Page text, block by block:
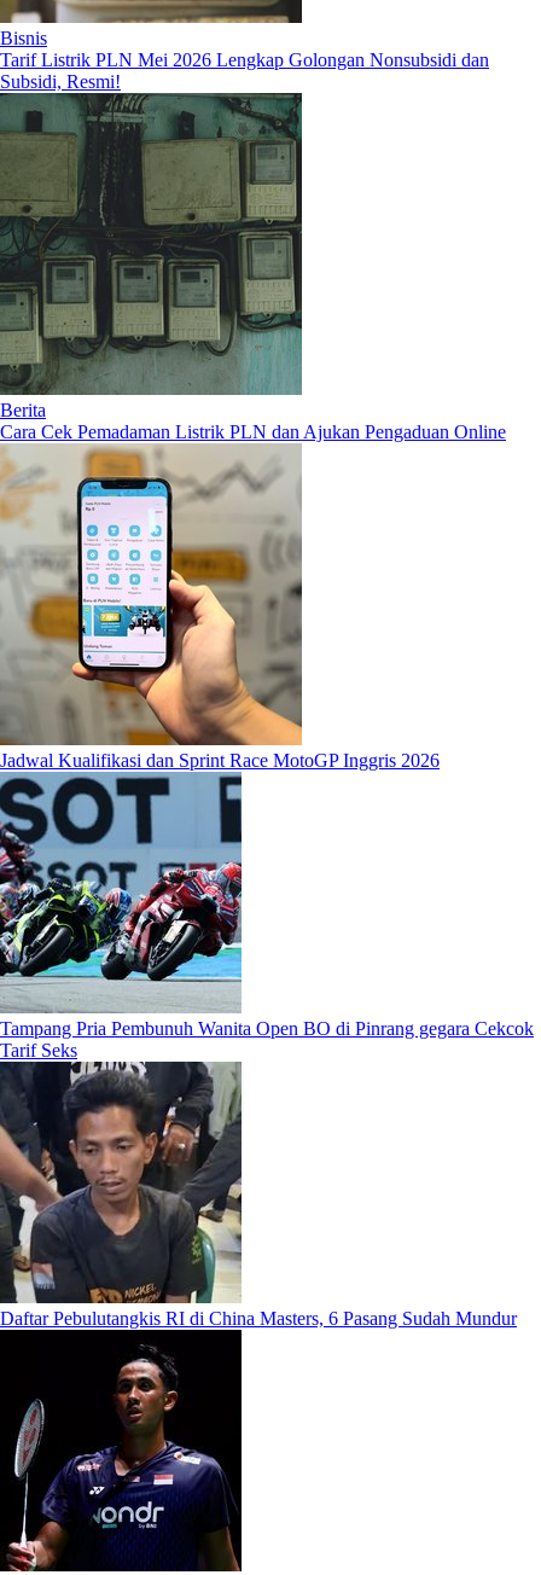
Bisnis
Tarif Listrik PLN Mei 2026 Lengkap Golongan Nonsubsidi dan
Subsidi, Resmi!
Berita
Cara Cek Pemadaman Listrik PLN dan Ajukan Pengaduan Online
Jadwal Kualifikasi dan Sprint Race MotoGP Inggris 2026
Tampang Pria Pembunuh Wanita Open BO di Pinrang gegara Cekcok
Tarif Seks
Daftar Pebulutangkis RI di China Masters, 6 Pasang Sudah Mundur